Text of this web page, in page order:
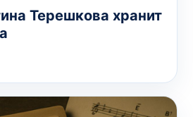
Терешкова хранит